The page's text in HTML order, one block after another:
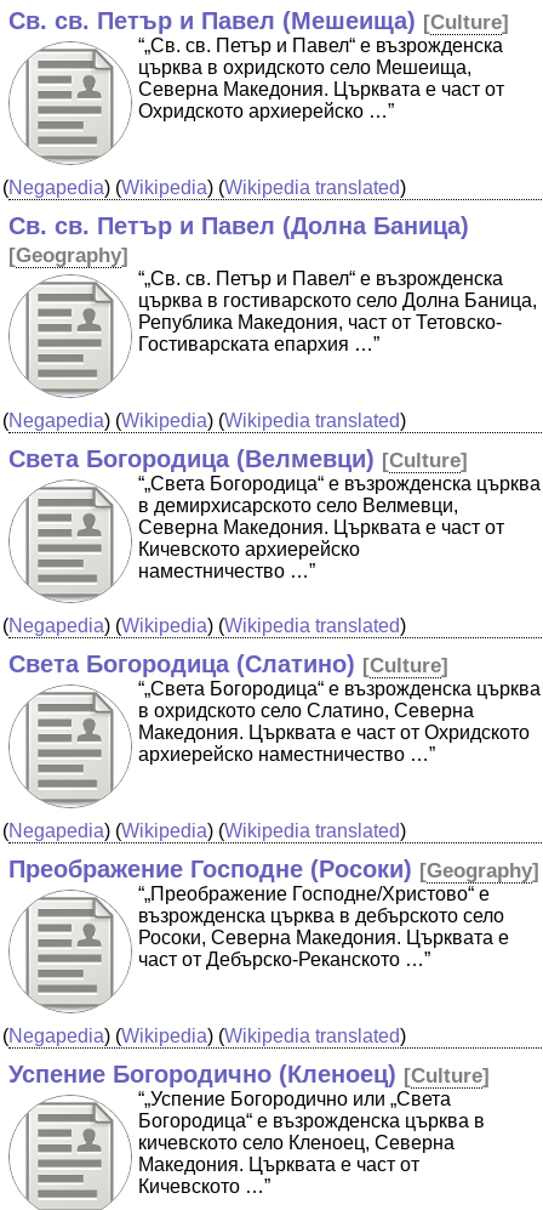
Св. св. Петър и Павел (Мешеища) [Culture]
“„Св. св. Петър и Павел“ е възрожденска
църква в охридското село Мешеища,
Северна Македония. Църквата е част от
Охридското архиерейско …”
(Negapedia) (Wikipedia) (Wikipedia translated)
Св. св. Петър и Павел (Долна Баница)
[Geography]
“„Св. св. Петър и Павел“ е възрожденска
църква в гостиварското село Долна Баница,
Република Македония, част от Тетовско-
Гостиварската епархия …”
(Negapedia) (Wikipedia) (Wikipedia translated)
Света Богородица (Велмевци) [Culture]
“„Света Богородица“ е възрожденска църква
в демирхисарското село Велмевци,
Северна Македония. Църквата е част от
Кичевското архиерейско
наместничество …”
(Negapedia) (Wikipedia) (Wikipedia translated)
Света Богородица (Слатино) [Culture]
“„Света Богородица“ е възрожденска църква
в охридското село Слатино, Северна
Македония. Църквата е част от Охридското
архиерейско наместничество …”
(Negapedia) (Wikipedia) (Wikipedia translated)
Преображение Господне (Росоки) [Geography]
“„Преображение Господне/Христово“ е
възрожденска църква в дебърското село
Росоки, Северна Македония. Църквата е
част от Дебърско-Реканското …”
(Negapedia) (Wikipedia) (Wikipedia translated)
Успение Богородично (Кленоец) [Culture]
“„Успение Богородично или „Света
Богородица“ е възрожденска църква в
кичевското село Кленоец, Северна
Македония. Църквата е част от
Кичевското …”